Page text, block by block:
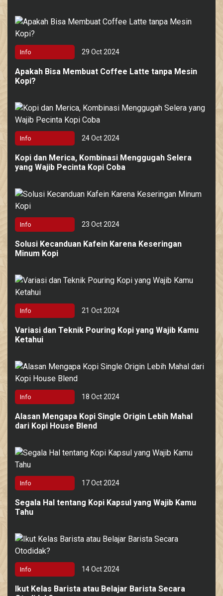
Info 29 Oct 2024
Apakah Bisa Membuat Coffee Latte tanpa Mesin
Kopi?
Info 24 Oct 2024
Kopi dan Merica, Kombinasi Menggugah Selera
yang Wajib Pecinta Kopi Coba
Info 23 Oct 2024
Solusi Kecanduan Kafein Karena Keseringan
Minum Kopi
Info 21 Oct 2024
Variasi dan Teknik Pouring Kopi yang Wajib Kamu
Ketahui
Info 18 Oct 2024
Alasan Mengapa Kopi Single Origin Lebih Mahal
dari Kopi House Blend
Info 17 Oct 2024
Segala Hal tentang Kopi Kapsul yang Wajib Kamu
Tahu
Info 14 Oct 2024
Ikut Kelas Barista atau Belajar Barista Secara